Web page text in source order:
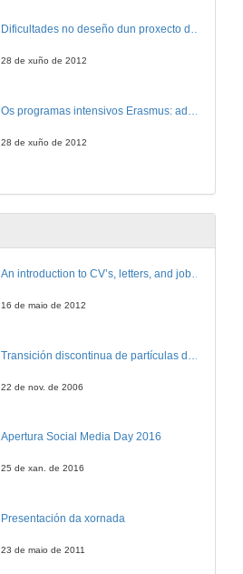
Dificultades no deseño dun proxecto de aprendizaxe colaborativa para a aula de traducción científico-técnica
28 de xuño de 2012
28 de xuño de 2012
An introduction to CV’s, letters, and job searching
16 de maio de 2012
22 de nov. de 2006
Apertura Social Media Day 2016
25 de xan. de 2016
Presentación da xornada
23 de maio de 2011